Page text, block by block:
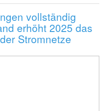
vollständig
erhöht 2025 das
Stromnetze